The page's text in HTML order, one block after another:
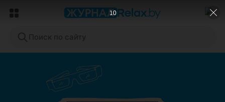
7